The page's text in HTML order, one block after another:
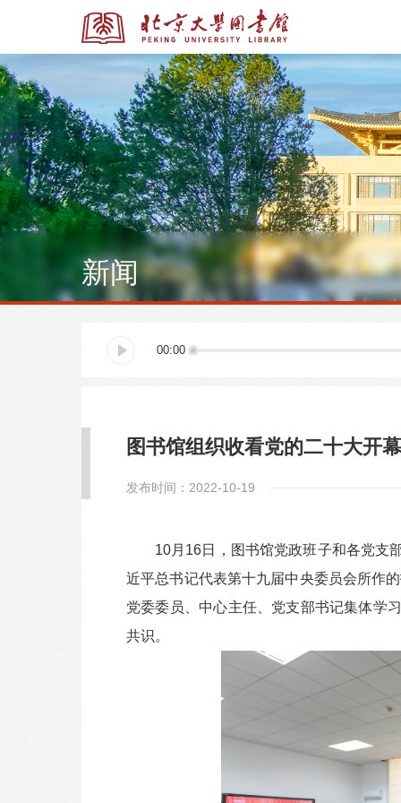
全部资源
全部资源
多媒体资源
新闻
00:00
图书馆组织收看党的二十大开
发布时间：2022-10-19
10月16日，图书馆党政班子和各党支
近平总书记代表第十九届中央委员会所作
党委委员、中心主任、党支部书记集体学
共识。